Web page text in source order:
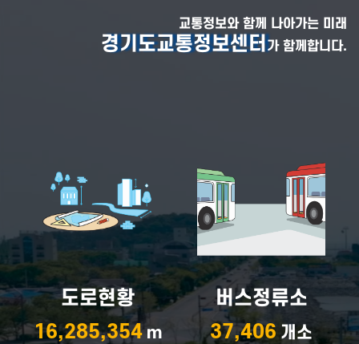
교통정보와 함께 나아가는 미래
경기도교통정보센터가 함께합니다.
도로현황
16,285,354 m
버스정류소
37,406 개소